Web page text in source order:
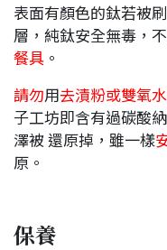
表面有顏色的鈦若被
層，純鈦安全無毒，
餐具 。
請勿用去漬粉或雙氧
子工坊即含有過碳酸
澤被 還原掉，雖一樣
原。
保養